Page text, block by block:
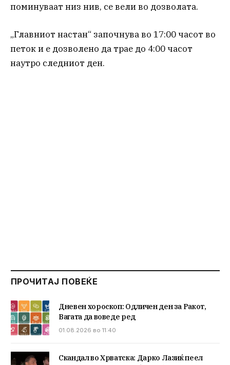
поминуваат низ нив, се вели во дозволата.
„Главниот настан“ започнува во 17:00 часот во
петок и е дозволено да трае до 4:00 часот
наутро следниот ден.
ПРОЧИТАЈ ПОВЕЌЕ
Дневен хороскоп: Одличен ден за Ракот,
Вагата да воведе ред
01.08.2026 во 11:40
Скандал во Хрватска: Дарко Лазиќ пеел